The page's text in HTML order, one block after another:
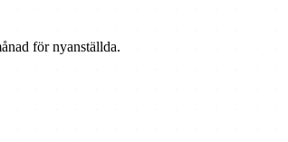
för nyanställda.